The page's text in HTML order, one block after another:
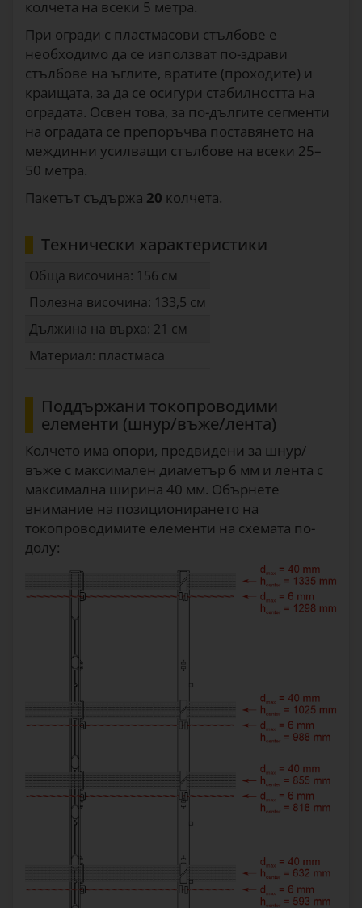
колчета на всеки 5 метра.
При огради с пластмасови стълбове е
необходимо да се използват по-здрави
стълбове на ъглите, вратите (проходите) и
краищата, за да се осигури стабилността на
оградата. Освен това, за по-дългите сегменти
на оградата се препоръчва поставянето на
междинни усилващи стълбове на всеки 25–
50 метра.
Пакетът съдържа 20 колчета.
Технически характеристики
Обща височина: 156 см
Полезна височина: 133,5 см
Дължина на върха: 21 см
Материал: пластмаса
Поддържани токопроводими
елементи (шнур/въже/лента)
Колчето има опори, предвидени за шнур/
въже с максимален диаметър 6 мм и лента с
максимална ширина 40 мм. Обърнете
внимание на позиционирането на
токопроводимите елементи на схемата по-
долу: